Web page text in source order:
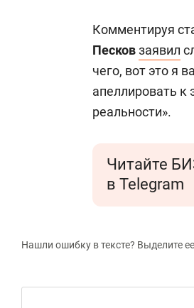
Комментируя
Песковзаявил
чего, вот это я
апеллировать к
реальности».
Читайте
в Telegram
Нашли ошибку в тексте? Выделите